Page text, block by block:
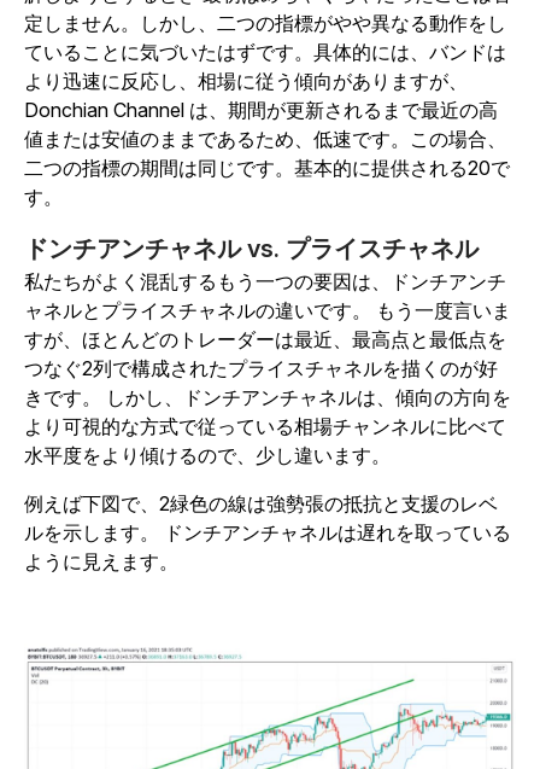
定しません。しかし、二つの指標がやや異なる動作をし
ていることに気づいたはずです。具体的には、バンドは
より迅速に反応し、相場に従う傾向がありますが、
Donchian Channel は、期間が更新されるまで最近の高
値または安値のままであるため、低速です。この場合、
二つの指標の期間は同じです。基本的に提供される20で
す。
ドンチアンチャネル vs. プライスチャネル
私たちがよく混乱するもう一つの要因は、ドンチアンチ
ャネルとプライスチャネルの違いです。 もう一度言いま
すが、ほとんどのトレーダーは最近、最高点と最低点を
つなぐ2列で構成されたプライスチャネルを描くのが好
きです。 しかし、ドンチアンチャネルは、傾向の方向を
より可視的な方式で従っている相場チャンネルに比べて
水平度をより傾けるので、少し違います。
例えば下図で、2緑色の線は強勢張の抵抗と支援のレベ
ルを示します。 ドンチアンチャネルは遅れを取っている
ように見えます。